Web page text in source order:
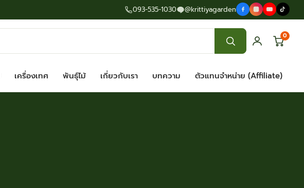
093-535-1030 @krittiyagarden
0
เครื่องเทศ พันธุ์ไม้ เกี่ยวกับเรา บทความ ตัวแทนจำหน่าย (Affiliate)